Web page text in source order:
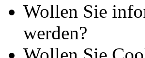
Wollen Sie
werden?